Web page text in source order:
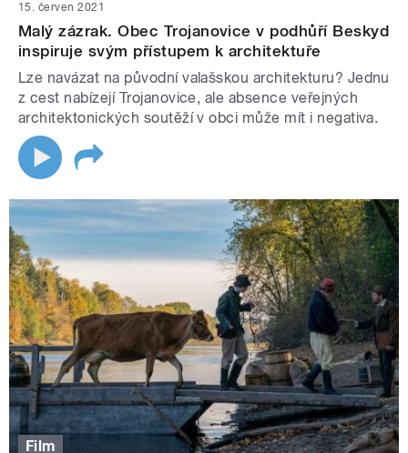
15. červen 2021
Malý zázrak. Obec Trojanovice v podhůří Beskyd
inspiruje svým přístupem k architektuře
Lze navázat na původní valašskou architekturu? Jednu
z cest nabízejí Trojanovice, ale absence veřejných
architektonických soutěží v obci může mít i negativa.
Film